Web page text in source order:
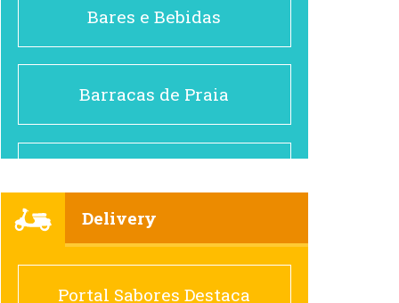
Bares e Bebidas
Barracas de Praia
Cafés
Delivery
Portal Sabores Destaca